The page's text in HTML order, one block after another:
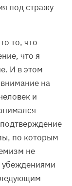
под стражу
то, что
что я
И в этом
на
и
по которым
не